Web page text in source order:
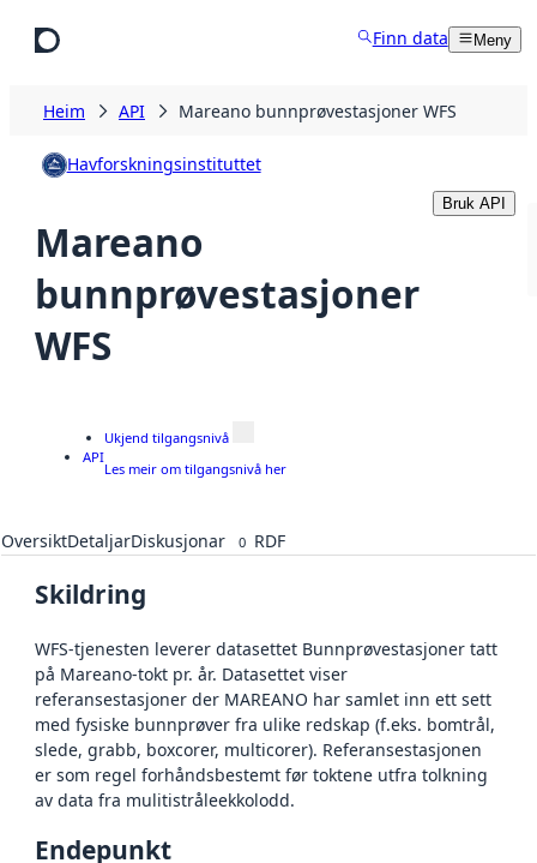
Finn data Meny
Heim API Mareano bunnprøvestasjoner WFS
Havforskningsinstituttet
Mareano
bunnprøvestasjoner
WFS
Bruk API
API
Ukjend tilgangsnivå
Les meir om tilgangsnivå her
OversiktDetaljarDiskusjonar 0 RDF
Skildring
WFS-tjenesten leverer datasettet Bunnprøvestasjoner tatt
på Mareano-tokt pr. år. Datasettet viser
referansestasjoner der MAREANO har samlet inn ett sett
med fysiske bunnprøver fra ulike redskap (f.eks. bomtrål,
slede, grabb, boxcorer, multicorer). Referansestasjonen
er som regel forhåndsbestemt før toktene utfra tolkning
av data fra mulitistråleekkolodd.
Endepunkt